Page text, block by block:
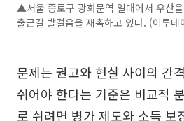
▲서울 종로구 광화문역 일대에서 우산
출근길 발걸음을 재촉하고 있다. (이투데
문제는 권고와 현실 사이의 간
쉬어야 한다는 기준은 비교적
로 쉬려면 병가 제도와 소득 보